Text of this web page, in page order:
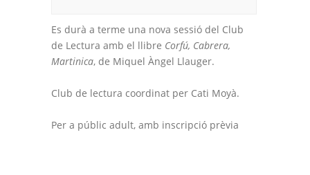
Es durà a terme una nova sessió del Club
de Lectura amb el llibre Corfú, Cabrera,
Martinica, de Miquel Àngel Llauger.
Club de lectura coordinat per Cati Moyà.
Per a públic adult, amb inscripció prèvia